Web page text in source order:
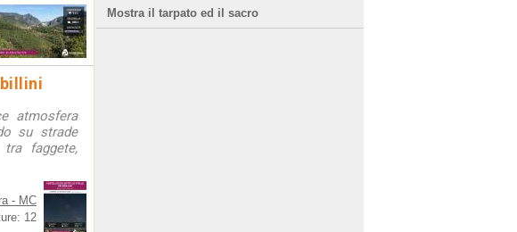
atmosfera
su strade
faggete,
- MC
12
Mostra il tarpato ed il sacro